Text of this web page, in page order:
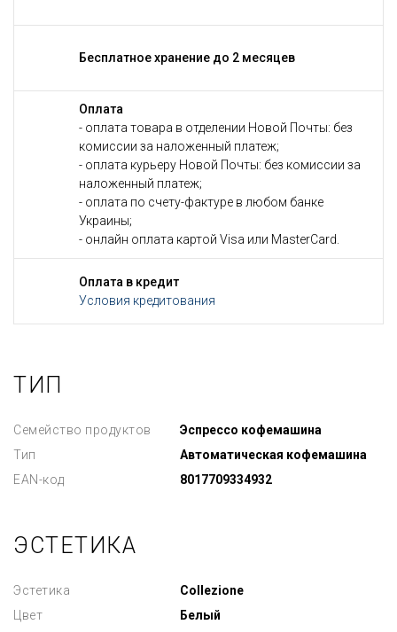
Бесплатное хранение до 2 месяцев
Оплата
- оплата товара в отделении Новой Почты: без
комиссии за наложенный платеж;
- оплата курьеру Новой Почты: без комиссии за
наложенный платеж;
- оплата по счету-фактуре в любом банке
Украины;
- онлайн оплата картой Visa или MasterCard.
Оплата в кредит
Условия кредитования
ТИП
Семейство продуктов
Эспрессо кофемашина
Тип
Автоматическая кофемашина
EAN-код
8017709334932
ЭСТЕТИКА
Эстетика
Collezione
Цвет
Белый